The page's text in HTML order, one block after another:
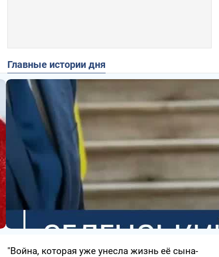
Главные истории дня
"Война, которая уже унесла жизнь её сына-